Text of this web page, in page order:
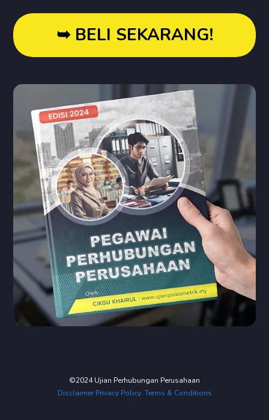
➥ BELI SEKARANG!
©2024 Ujian Perhubungan Perusahaan
Disclaimer Privacy Policy Terms & Conditions